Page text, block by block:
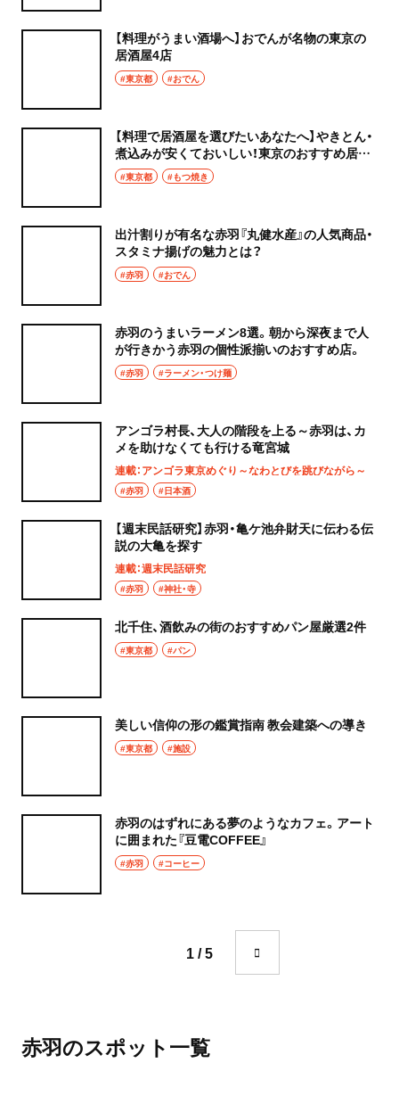
【料理がうまい酒場へ】おでんが名物の東京の
居酒屋4店
#東京都 #おでん
【料理で居酒屋を選びたいあなたへ】やきとん・
煮込みが安くておいしい！東京のおすすめ居酒
屋9選
#東京都 #もつ焼き
出汁割りが有名な赤羽『丸健水産』の人気商品・
スタミナ揚げの魅力とは？
#赤羽 #おでん
赤羽のうまいラーメン8選。朝から深夜まで人
が行きかう赤羽の個性派揃いのおすすめ店。
#赤羽 #ラーメン・つけ麺
アンゴラ村長、大人の階段を上る～赤羽は、カ
メを助けなくても行ける竜宮城
連載：アンゴラ東京めぐり～なわとびを跳びながら～
#赤羽 #日本酒
【週末民話研究】赤羽・亀ケ池弁財天に伝わる伝
説の大亀を探す
連載：週末民話研究
#赤羽 #神社・寺
北千住、酒飲みの街のおすすめパン屋厳選2件
#東京都 #パン
美しい信仰の形の鑑賞指南 教会建築への導き
#東京都 #施設
赤羽のはずれにある夢のようなカフェ。アート
に囲まれた『豆電COFFEE』
#赤羽 #コーヒー
1 / 5
赤羽のスポット一覧